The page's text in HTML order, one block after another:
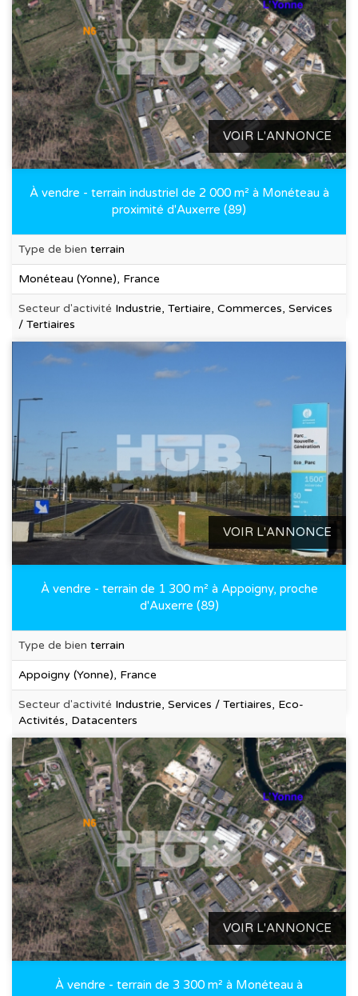
VOIR L'ANNONCE
À vendre - terrain industriel de 2 000 m² à Monéteau à
proximité d'Auxerre (89)
Type de bien terrain
Monéteau (Yonne), France
Secteur d'activité Industrie, Tertiaire, Commerces, Services
/ Tertiaires
VOIR L'ANNONCE
À vendre - terrain de 1 300 m² à Appoigny, proche
d'Auxerre (89)
Type de bien terrain
Appoigny (Yonne), France
Secteur d'activité Industrie, Services / Tertiaires, Eco-
Activités, Datacenters
VOIR L'ANNONCE
À vendre - terrain de 3 300 m² à Monéteau à